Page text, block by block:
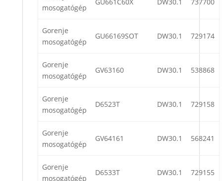
mosogatógép
GU661C60X DW30.1 737700
Gorenje
mosogatógép
GU66169SOT DW30.1 729174
Gorenje
mosogatógép
GV63160 DW30.1 538868
Gorenje
mosogatógép
D6523T DW30.1 729158
Gorenje
mosogatógép
GV64161 DW30.1 568241
Gorenje
mosogatógép
D6533T DW30.1 729155